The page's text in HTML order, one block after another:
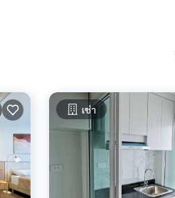
เช่า